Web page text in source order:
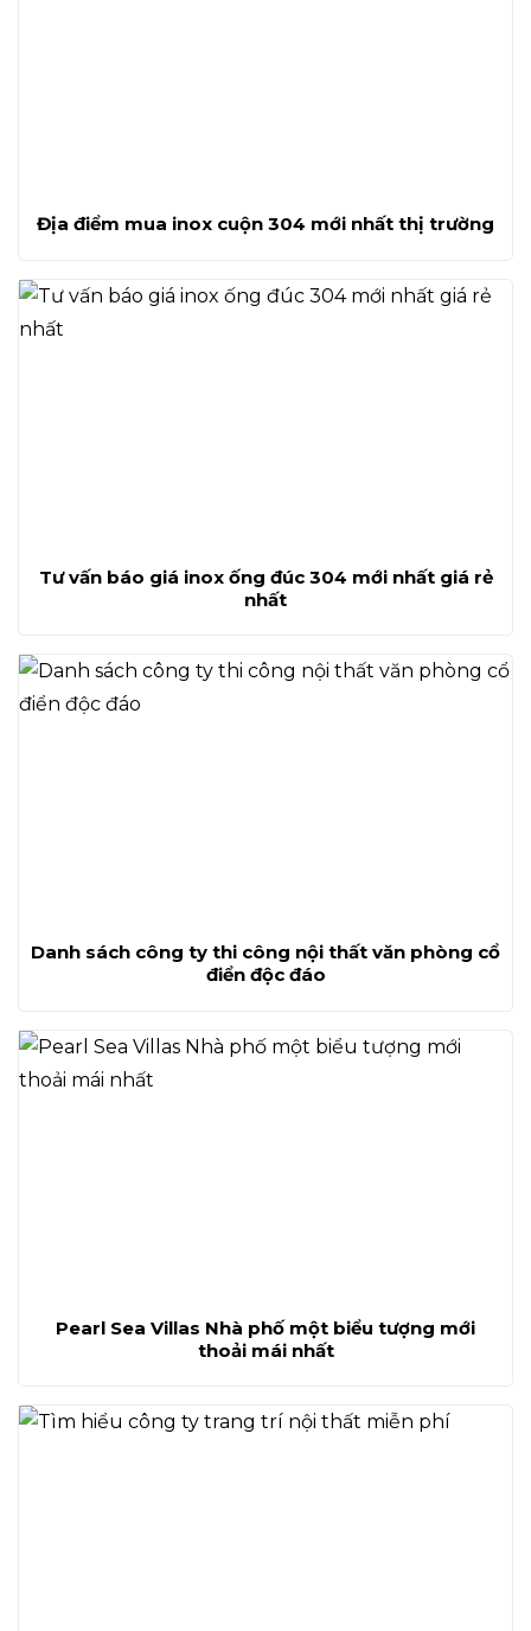
Địa điểm mua inox cuộn 304 mới nhất thị trường
Tư vấn báo giá inox ống đúc 304 mới nhất giá rẻ
nhất
Danh sách công ty thi công nội thất văn phòng cổ
điển độc đáo
Pearl Sea Villas Nhà phố một biểu tượng mới
thoải mái nhất